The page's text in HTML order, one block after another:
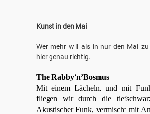
Kunst in den Mai
Wer mehr will als in nur den Mai
hier genau richtig.
The Rabby’n’Bosmus
Mit einem Lächeln, und mit
fliegen wir durch die
Akustischer Funk, vermischt mit